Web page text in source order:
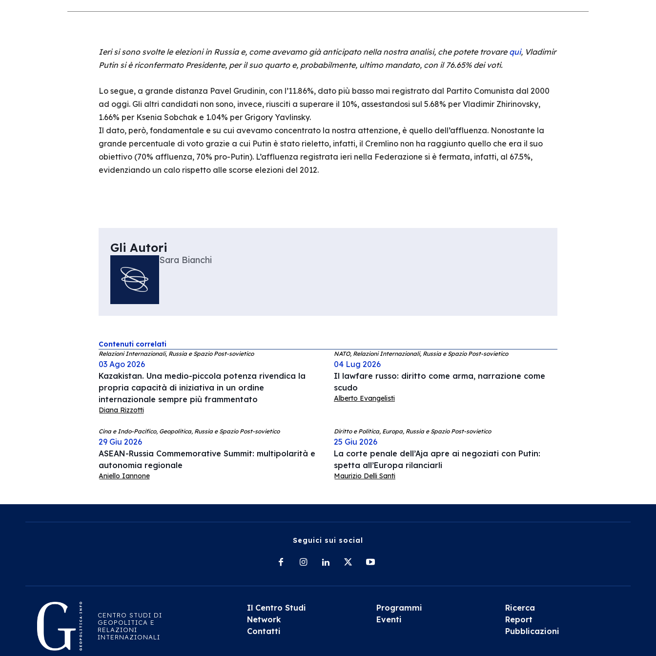
Ieri si sono svolte le elezioni in Russia e, come avevamo già anticipato nella nostra analisi, che potete trovare qui, Vladimir
Putin si è riconfermato Presidente, per il suo quarto e, probabilmente, ultimo mandato, con il 76.65% dei voti.
Lo segue, a grande distanza Pavel Grudinin, con l’11.86%, dato più basso mai registrato dal Partito Comunista dal 2000
ad oggi. Gli altri candidati non sono, invece, riusciti a superare il 10%, assestandosi sul 5.68% per Vladimir Zhirinovsky,
1.66% per Ksenia Sobchak e 1.04% per Grigory Yavlinsky.
Il dato, però, fondamentale e su cui avevamo concentrato la nostra attenzione, è quello dell’affluenza. Nonostante la
grande percentuale di voto grazie a cui Putin è stato rieletto, infatti, il Cremlino non ha raggiunto quello che era il suo
obiettivo (70% affluenza, 70% pro-Putin). L’affluenza registrata ieri nella Federazione si è fermata, infatti, al 67.5%,
evidenziando un calo rispetto alle scorse elezioni del 2012.
Gli Autori
Sara Bianchi
Contenuti correlati
Relazioni Internazionali, Russia e Spazio Post-sovietico
03 Ago 2026
Kazakistan. Una medio-piccola potenza rivendica la
propria capacità di iniziativa in un ordine
internazionale sempre più frammentato
Diana Rizzotti
NATO, Relazioni Internazionali, Russia e Spazio Post-sovietico
04 Lug 2026
Il lawfare russo: diritto come arma, narrazione come
scudo
Alberto Evangelisti
Cina e Indo-Pacifico, Geopolitica, Russia e Spazio Post-sovietico
29 Giu 2026
ASEAN-Russia Commemorative Summit: multipolarità e
autonomia regionale
Aniello Iannone
Diritto e Politica, Europa, Russia e Spazio Post-sovietico
25 Giu 2026
La corte penale dell’Aja apre ai negoziati con Putin:
spetta all’Europa rilanciarli
Maurizio Delli Santi
Seguici sui social
CENTRO STUDI DI
GEOPOLITICA E
RELAZIONI
INTERNAZIONALI
Il Centro Studi
Network
Contatti
Programmi
Eventi
Ricerca
Report
Pubblicazioni